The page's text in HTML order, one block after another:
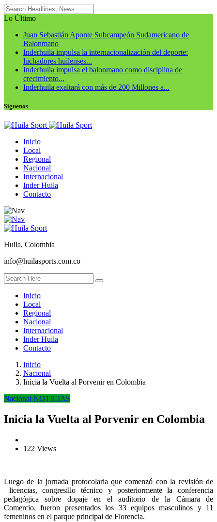
Lo Último
Juan Sebastián Aponte Subcampeón Sudamericano de
Balonmano
Inderhuila impulsa la internacionalización del deporte:
luchadores huilenses...
Inderhuila impulsa el balonmano como disciplina de
crecimiento...
Inderhuila exaltará con más de 200 Millones a...
Síguenos
Inicio
Local
Regional
Nacional
Internacional
Inder Huila
Contacto
Huila, Colombia
info@huilasports.com.co
Inicio
Local
Regional
Nacional
Internacional
Inder Huila
Contacto
Inicio
Nacional
Inicia la Vuelta al Porvenir en Colombia
Nacional NOTICIAS
Inicia la Vuelta al Porvenir en Colombia
122 Views
Luego de la jornada protocolaria que comenzó con la revisión de
licencias, congresillo técnico y posteriormente la conferencia
pedagógica sobre dopaje en el auditorio de la Cámara de
Comercio, fueron presentados los 33 equipos masculinos y 11
femeninos en el parque principal de Florencia.